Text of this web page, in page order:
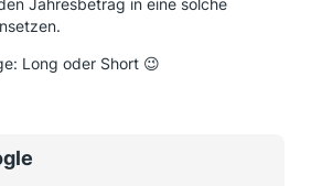
Jahresbetrag in eine solche
Long oder Short 😉